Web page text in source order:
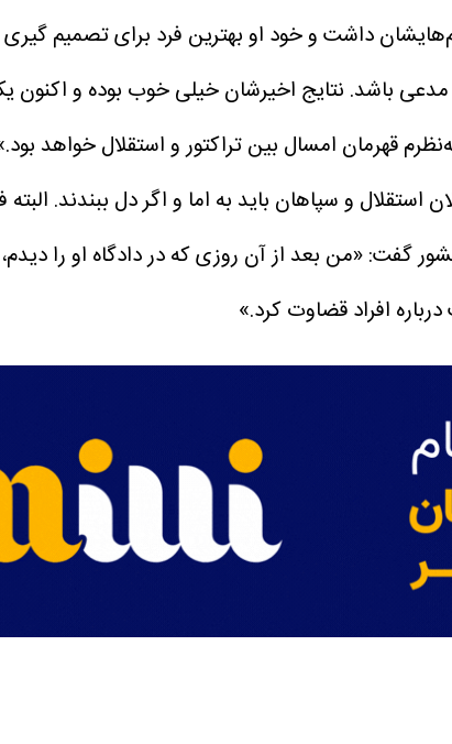
داشت و خود او بهترین فرد برای تصمیم گیری
مدعی باشد. نتایج اخیرشان خیلی خوب بوده و
قهرمان امسال بین تراکتور و استقلال خواهد
استقلال و سپاهان باید به اما و اگر دل ببندند.
«من بعد از آن روزی که در دادگاه او را
افراد قضاوت کرد.»